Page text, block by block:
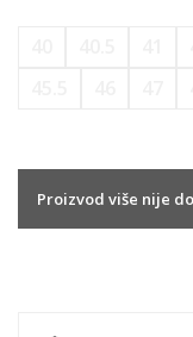
Proizvod više nije